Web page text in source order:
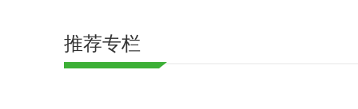
推荐专栏